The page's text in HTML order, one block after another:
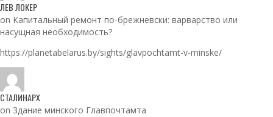
ЛЕВ ЛОКЕР
on Капитальный ремонт по-брежневски: варварство или
насущная необходимость?
https://planetabelarus.by/sights/glavpochtamt-v-minske/
СТАЛИНАРХ
on Здание минского Главпочтамта